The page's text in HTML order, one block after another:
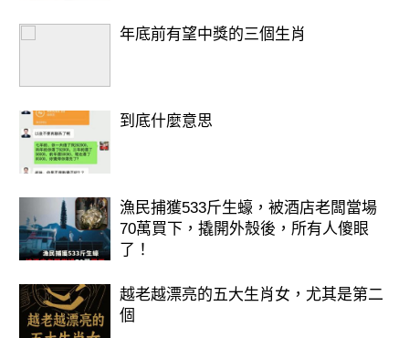
屬猴女
生肖猴的女人，她們對待朋友們善良沒
有心機，做事情很心細。
年底前有望中獎的三個生肖
到底什麼意思
漁民捕獲533斤生蠔，被酒店老闆當場
70萬買下，撬開外殼後，所有人傻眼
了！
越老越漂亮的五大生肖女，尤其是第二
個